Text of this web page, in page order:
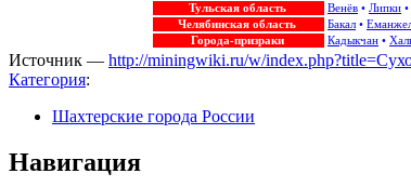
Тульская область
Венёв • Липки •
Челябинская область
Бакал •
Города-призраки
Кадыкчан •
Источник — http://miningwiki.ru/w/
Категория:
Шахтерские города России
Навигация